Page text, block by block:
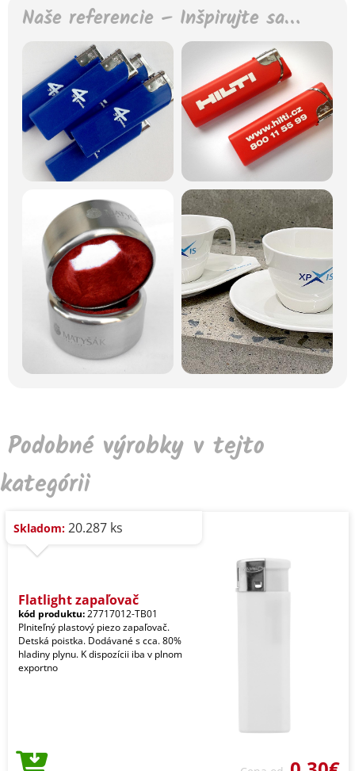
Naše referencie – Inšpirujte sa…
Podobné výrobky v tejto
kategórii
Skladom: 20.287 ks
Flatlight zapaľovač
kód produktu:27717012-TB01
Plniteľný plastový piezo zapaľovač.
Detská poistka. Dodávané s cca. 80%
hladiny plynu. K dispozícii iba v plnom
exportno